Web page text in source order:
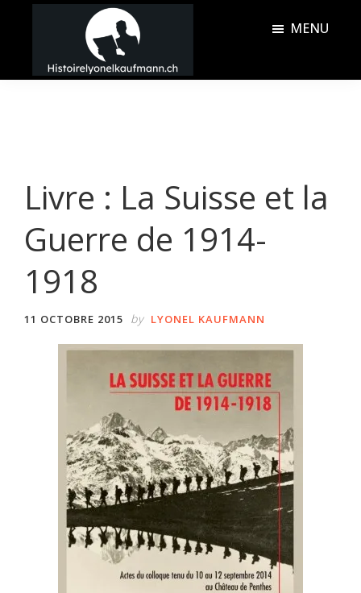
principal
barreHistoire
MENU
Livre : La Suisse et la
Guerre de 1914-
1918
11 OCTOBRE 2015 by LYONEL KAUFMANN